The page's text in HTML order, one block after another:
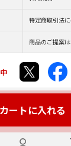
カートに入れる
特定商取引法
商品のご提案
POST Co.,Ltd. All Rights